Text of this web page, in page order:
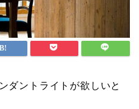
ダントライトが欲しいと